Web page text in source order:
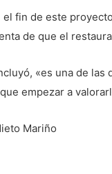
el fin de este
de que el
«es una de las
empezar a
Mariño